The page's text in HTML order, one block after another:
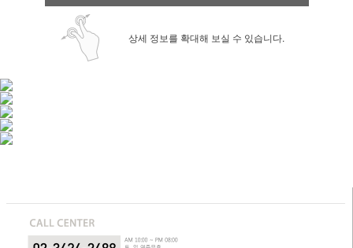
상세 정보를 확대해 보실 수 있습니다.